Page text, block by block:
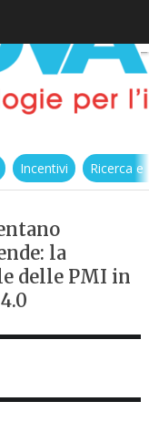
Incentivi Ricerca
la
delle PMI in